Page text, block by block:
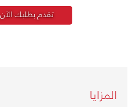
تقدم بطلبك الآن
المزايا